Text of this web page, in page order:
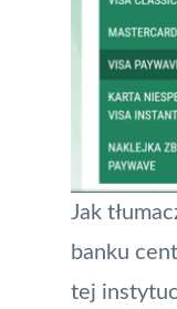
Jak
banku
tej